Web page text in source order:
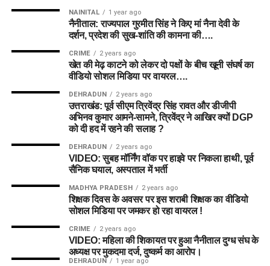
NAINITAL 1 year ago
नैनीताल: राज्यपाल गुरमीत सिंह ने किए मां नैना देवी के
दर्शन, प्रदेश की सुख-शांति की कामना की….
CRIME 2 years ago
खेत की मेढ़ काटने को लेकर दो पक्षों के बीच खूनी संघर्ष का
वीडियो सोशल मिडिया पर वायरल….
DEHRADUN 2 years ago
उत्तराखंड: पूर्व सीएम त्रिवेंद्र सिंह रावत और डीजीपी
अभिनव कुमार आमने-सामने, त्रिवेंद्र ने आखिर क्यों DGP
को दी हद में रहने की सलाह ?
DEHRADUN 2 years ago
VIDEO: सुबह मॉर्निंग वॉक पर हाइवे पर निकला हाथी, पूर्व
सैनिक घयाल, अस्पताल में भर्ती
MADHYA PRADESH 2 years ago
शिक्षक दिवस के अवसर पर इस शराबी शिक्षक का वीडियो
सोशल मिडिया पर जमकर हो रहा वायरल !
CRIME 2 years ago
VIDEO: महिला की शिकायत पर हुआ नैनीताल दुग्ध संघ के
अध्यक्ष पर मुकदमा दर्ज, दुष्कर्म का आरोप।
DEHRADUN 1 year ago